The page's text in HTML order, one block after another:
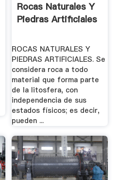
Rocas Naturales Y
Piedras Artificiales
ROCAS NATURALES Y
PIEDRAS ARTIFICIALES. Se
considera roca a todo
material que forma parte
de la litosfera, con
independencia de sus
estados físicos; es decir,
pueden ...